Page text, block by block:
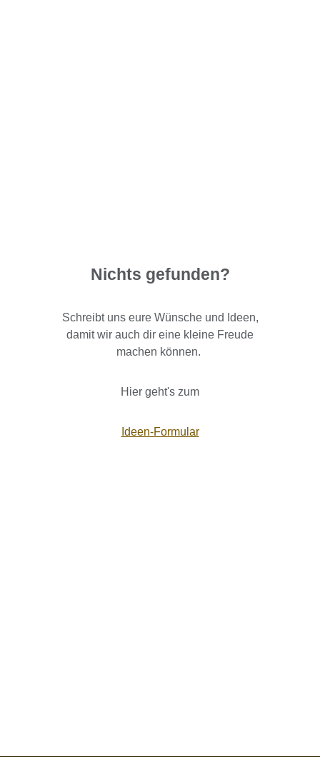
Nichts gefunden?
Schreibt uns eure Wünsche und Ideen,
damit wir auch dir eine kleine Freude
machen können.
Hier geht's zum
Ideen-Formular